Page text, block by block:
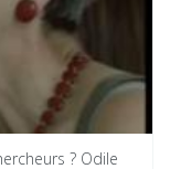
? Odile